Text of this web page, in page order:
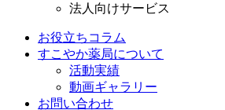
法人向けサービス
お役立ちコラム
すこやか薬局について
活動実績
動画ギャラリー
お問い合わせ